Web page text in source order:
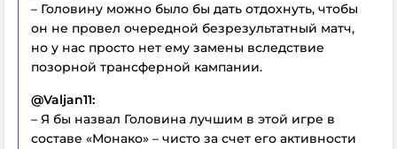
– Головину можно было бы дать отдохнуть, чтобы
он не провел очередной безрезультатный матч,
но у нас просто нет ему замены вследствие
позорной трансферной кампании.
@Valjan11:
– Я бы назвал Головина лучшим в этой игре в
составе «Монако» – чисто за счет его активности